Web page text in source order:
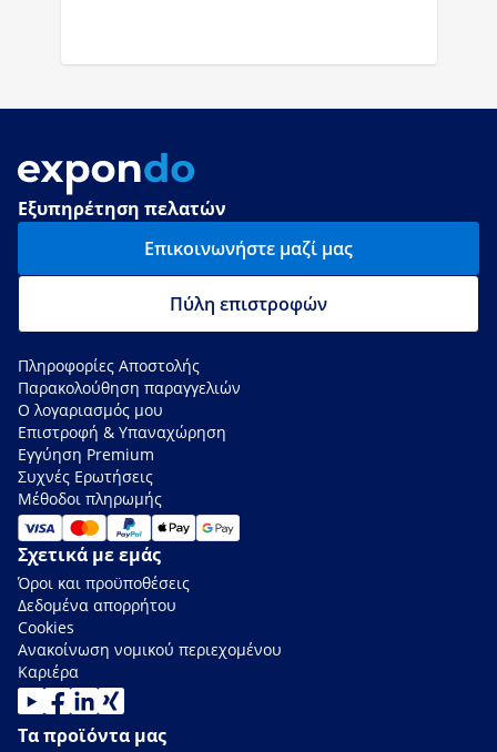
Εξυπηρέτηση πελατών
Επικοινωνήστε μαζί μας
Πύλη επιστροφών
Πληροφορίες Αποστολής
Παρακολούθηση παραγγελιών
Ο λογαριασμός μου
Επιστροφή & Υπαναχώρηση
Εγγύηση Premium
Συχνές Ερωτήσεις
Μέθοδοι πληρωμής
Σχετικά με εμάς
Όροι και προϋποθέσεις
Δεδομένα απορρήτου
Cookies
Ανακοίνωση νομικού περιεχομένου
Καριέρα
Τα προϊόντα μας